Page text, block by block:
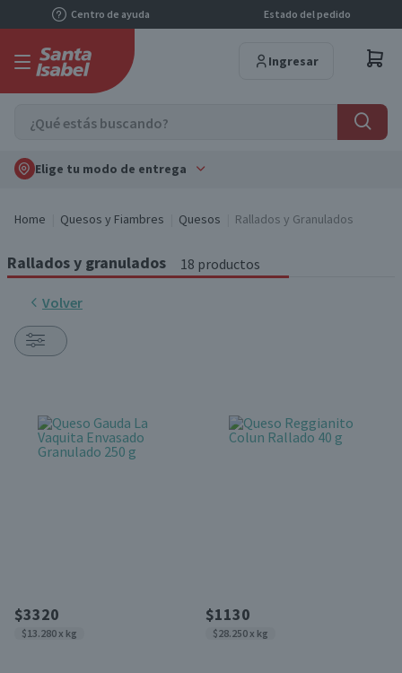
Centro de ayuda Estado del pedido
Ingresar
Elige tu modo de entrega
Home Quesos y Fiambres Quesos Rallados y Granulados
Rallados y granulados 18 productos
Volver
$3320
$13.280 x kg
$1130
$28.250 x kg